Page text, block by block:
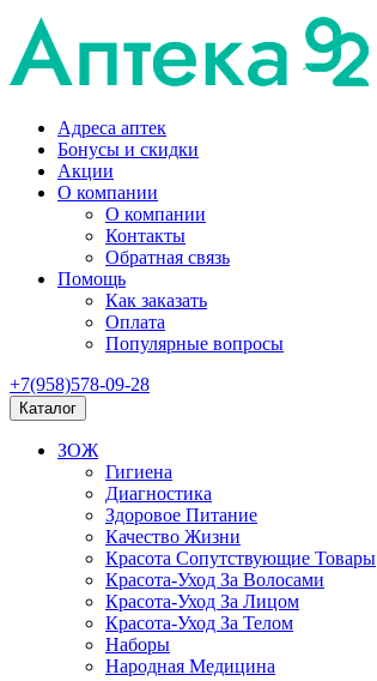
Адреса аптек
Бонусы и скидки
Акции
О компании
О компании
Контакты
Обратная связь
Помощь
Как заказать
Оплата
Популярные вопросы
+7(958)578-09-28
Каталог
ЗОЖ
Гигиена
Диагностика
Здоровое Питание
Качество Жизни
Красота Сопутствующие Товары
Красота-Уход За Волосами
Красота-Уход За Лицом
Красота-Уход За Телом
Наборы
Народная Медицина